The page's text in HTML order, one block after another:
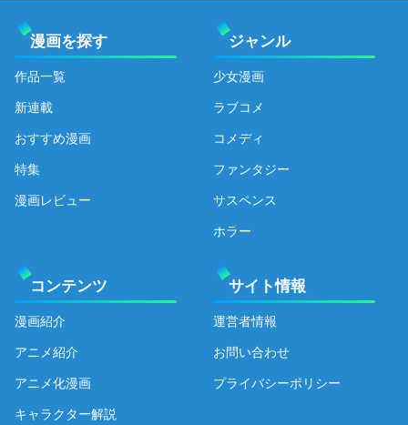
漫画を探す
作品一覧
新連載
おすすめ漫画
特集
漫画レビュー
ジャンル
少女漫画
ラブコメ
コメディ
ファンタジー
サスペンス
ホラー
コンテンツ
漫画紹介
アニメ紹介
アニメ化漫画
キャラクター解説
サイト情報
運営者情報
お問い合わせ
プライバシーポリシー